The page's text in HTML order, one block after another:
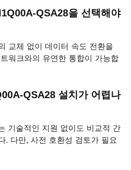
QSA28을 선택해야
교체 없이 데이터 속도 전환을
워크와의 유연한 통합이 가능합
QSA28 설치가 어렵나
기술적인 지원 없이도 비교적 간
. 다만, 사전 호환성 검토가 필요